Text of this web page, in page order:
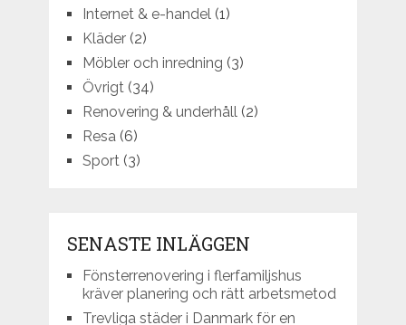
Internet & e-handel(1)
Kläder(2)
Möbler och inredning (3)
Övrigt(34)
Renovering & underhåll(2)
Resa(6)
Sport(3)
SENASTE INLÄGGEN
Fönsterrenovering i flerfamiljshus
kräver planering och rätt arbetsmetod
Trevliga städer i Danmark för en